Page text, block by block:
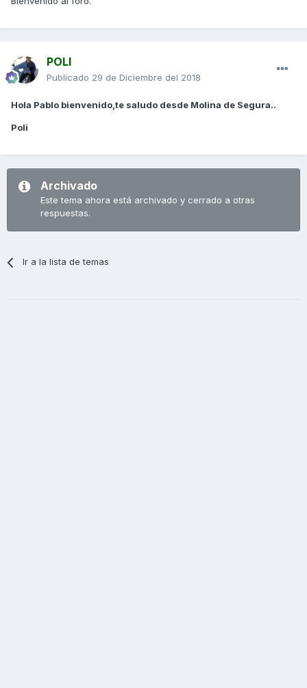
POLI
Publicado 29 de Diciembre del 2018
Hola Pablo bienvenido,te saludo desde Molina de Segura..
Poli
Archivado
Este tema ahora está archivado y cerrado a otras
respuestas.
Ir a la lista de temas